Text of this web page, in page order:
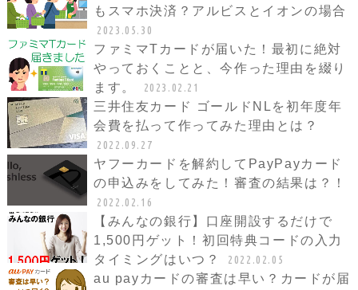
もスマホ決済？アルビスとイオンの場合
2023.05.30
ファミマTカードが届いた！最初に絶対
やっておくことと、今作った理由を綴り
ます。
2023.02.21
三井住友カード ゴールドNLを初年度年
会費を払って作ってみた理由とは？
2022.09.27
ヤフーカードを解約してPayPayカード
の申込みをしてみた！審査の結果は？！
2022.02.16
【みんなの銀行】口座開設するだけで
1,500円ゲット！初回特典コードの入力
タイミングはいつ？
2022.02.05
au payカードの審査は早い？カードが届